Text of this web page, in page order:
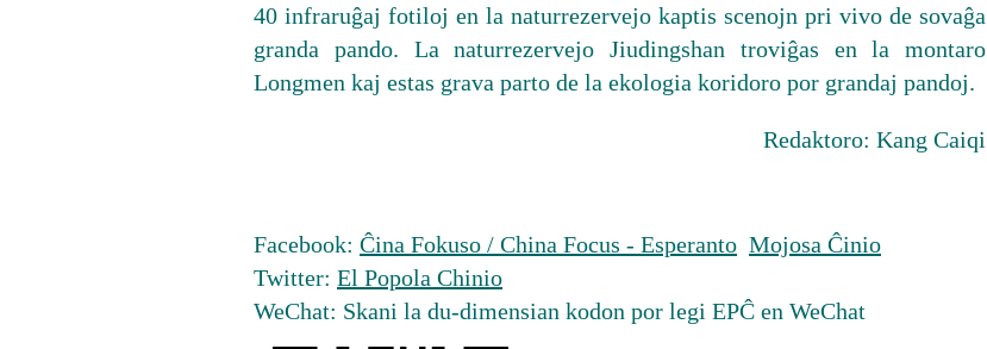
40 infraruĝaj fotiloj en la naturrezervejo kaptis scenojn pri vivo de sovaĝa
granda pando. La naturrezervejo Jiudingshan troviĝas en la montaro
Longmen kaj estas grava parto de la ekologia koridoro por grandaj pandoj.
Redaktoro: Kang Caiqi
Facebook: Ĉina Fokuso / China Focus - Esperanto Mojosa Ĉinio
Twitter: El Popola Chinio
WeChat: Skani la du-dimensian kodon por legi EPĈ en WeChat